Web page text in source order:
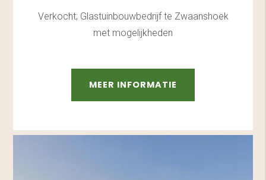
Verkocht; Glastuinbouwbedrijf te Zwaanshoek
met mogelijkheden
MEER INFORMATIE